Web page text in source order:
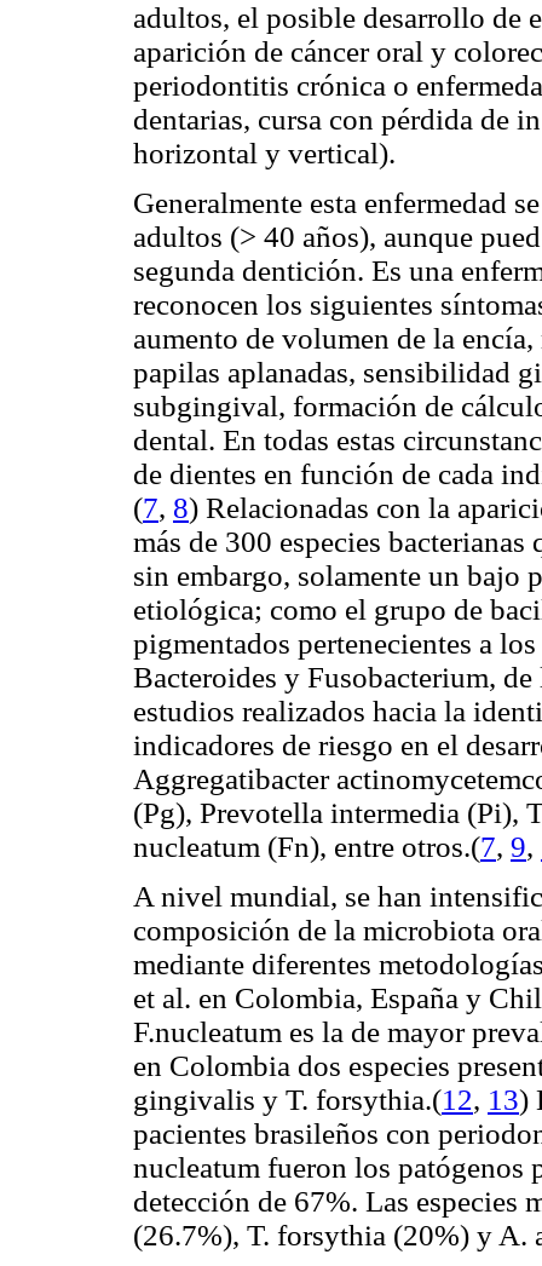
adultos, el posible desarrollo de
aparición de cáncer oral y
periodontitis crónica o
dentarias, cursa con pérdida de
horizontal y vertical).
Generalmente esta enfermedad
adultos (> 40 años), aunque
segunda dentición. Es una
reconocen los siguientes
aumento de volumen de la
papilas aplanadas, sensibilidad
subgingival, formación de
dental. En todas estas
de dientes en función de cada
(7, 8) Relacionadas con la
más de 300 especies
sin embargo, solamente un bajo
etiológica; como el grupo de
pigmentados pertenecientes a
Bacteroides y Fusobacterium,
estudios realizados hacia la
indicadores de riesgo en el
Aggregatibacter
(Pg), Prevotella intermedia (Pi),
nucleatum (Fn), entre otros.(7, 9,
A nivel mundial, se han
composición de la microbiota
mediante diferentes
et al. en Colombia, España y
F.nucleatum es la de mayor
en Colombia dos especies
gingivalis y T. forsythia.(12, 13)
pacientes brasileños con
nucleatum fueron los patógenos
detección de 67%. Las especies
(26.7%), T. forsythia (20%) y A.